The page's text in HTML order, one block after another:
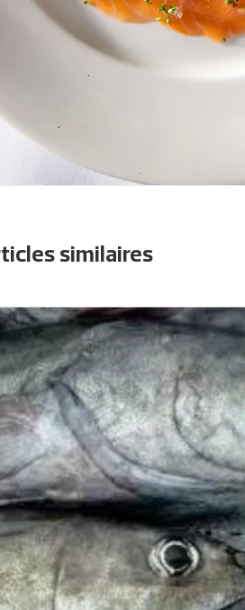
similaires